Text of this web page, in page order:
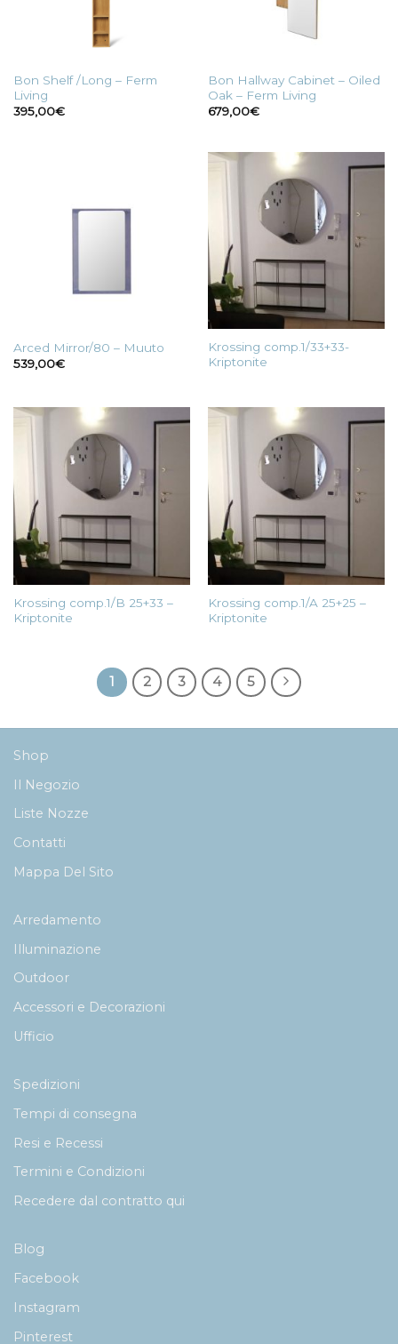
Bon Shelf /Long – Ferm
Living
395,00€
Bon Hallway Cabinet – Oiled
Oak – Ferm Living
679,00€
Arced Mirror/80 – Muuto
539,00€
Krossing comp.1/33+33-
Kriptonite
Krossing comp.1/B 25+33 –
Kriptonite
Krossing comp.1/A 25+25 –
Kriptonite
1 2 3 4 5
Shop
Il Negozio
Liste Nozze
Contatti
Mappa Del Sito
Arredamento
Illuminazione
Outdoor
Accessori e Decorazioni
Ufficio
Spedizioni
Tempi di consegna
Resi e Recessi
Termini e Condizioni
Recedere dal contratto qui
Blog
Facebook
Instagram
Pinterest